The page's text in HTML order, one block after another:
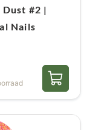
Dust #2 |
Nails